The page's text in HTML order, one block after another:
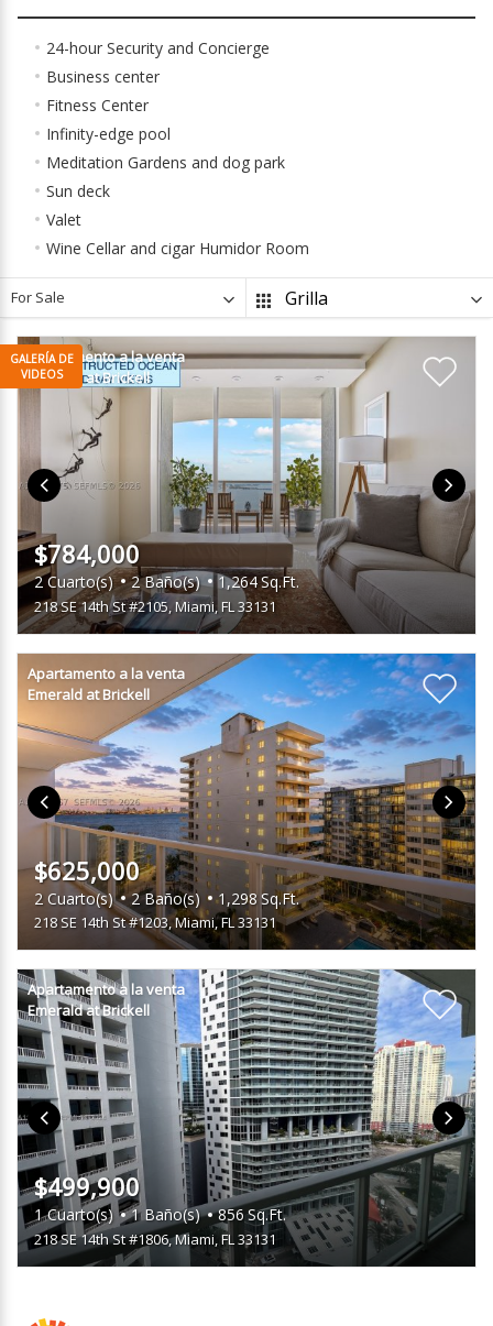
24-hour Security and Concierge
Business center
Fitness Center
Infinity-edge pool
Meditation Gardens and dog park
Sun deck
Valet
Wine Cellar and cigar Humidor Room
For Sale
218 SE 14th St #2105, Miami, FL 33131
Apartamento a la venta
Emerald at Brickell
$784,000
2Cuarto(s) 2Baño(s) 1,264Sq.Ft.
218 SE 14th St #1203,Miami, FL 33131
Apartamento a la venta
Emerald at Brickell
$625,000
2 Cuarto(s) 2Baño(s) 1,298Sq.Ft.
218 SE 14th St #1806,Miami, FL 33131
Apartamento a la venta
Emerald at Brickell
$499,900
1Cuarto(s) 1Baño(s) 856 Sq.Ft.